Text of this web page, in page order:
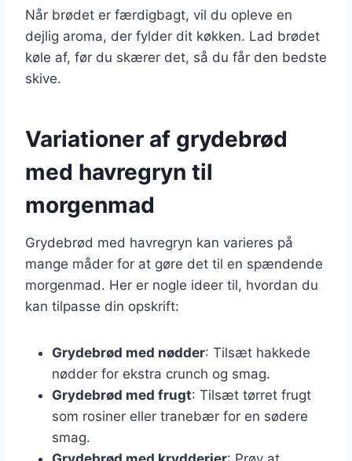
Når brødet er færdigbagt, vil du opleve en
dejlig aroma, der fylder dit køkken. Lad brødet
køle af, før du skærer det, så du får den bedste
skive.
Variationer af grydebrød
med havregryn til
morgenmad
Grydebrød med havregryn kan varieres på
mange måder for at gøre det til en spændende
morgenmad. Her er nogle ideer til, hvordan du
kan tilpasse din opskrift:
Grydebrød med nødder: Tilsæt hakkede
nødder for ekstra crunch og smag.
Grydebrød med frugt: Tilsæt tørret frugt
som rosiner eller tranebær for en sødere
smag.